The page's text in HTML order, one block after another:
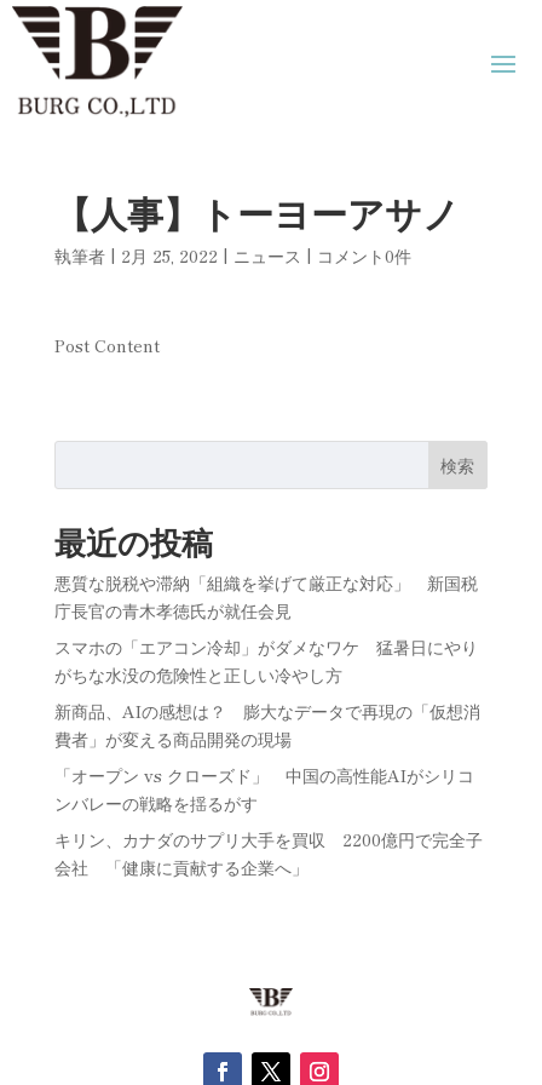
【人事】トーヨーアサノ
執筆者 | 2月 25, 2022 | ニュース | コメント0件
Post Content
検索
最近の投稿
悪質な脱税や滞納「組織を挙げて厳正な対応」 新国税
庁長官の青木孝徳氏が就任会見
スマホの「エアコン冷却」がダメなワケ 猛暑日にやり
がちな水没の危険性と正しい冷やし方
新商品、AIの感想は？ 膨大なデータで再現の「仮想消
費者」が変える商品開発の現場
「オープン vs クローズド」 中国の高性能AIがシリコ
ンバレーの戦略を揺るがす
キリン、カナダのサプリ大手を買収 2200億円で完全子
会社 「健康に貢献する企業へ」